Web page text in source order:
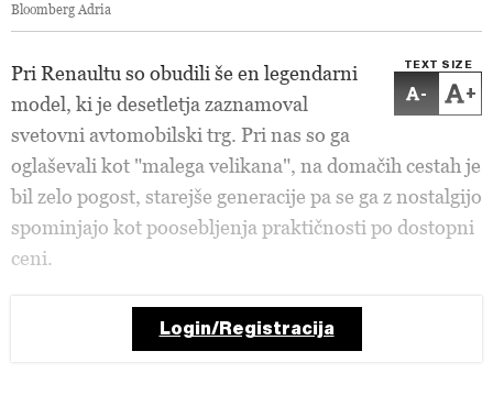
Bloomberg Adria
TEXT SIZE
- +
Pri Renaultu so obudili še en legendarni
model, ki je desetletja zaznamoval
svetovni avtomobilski trg. Pri nas so ga
oglaševali kot "malega velikana", na domačih cestah je
bil zelo pogost, starejše generacije pa se ga z nostalgijo
spominjajo kot poosebljenja praktičnosti po dostopni
ceni.
Login/Registracija